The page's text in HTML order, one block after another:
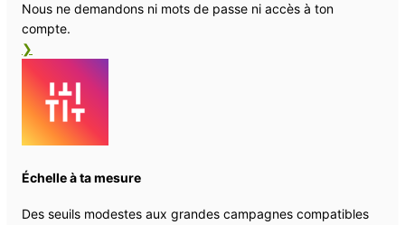
Nous ne demandons ni mots de passe ni accès à ton
compte.
❯
Échelle à ta mesure
Des seuils modestes aux grandes campagnes compatibles